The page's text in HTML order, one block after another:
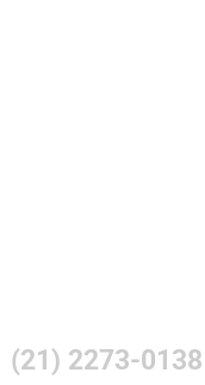
(21) 2273-0138